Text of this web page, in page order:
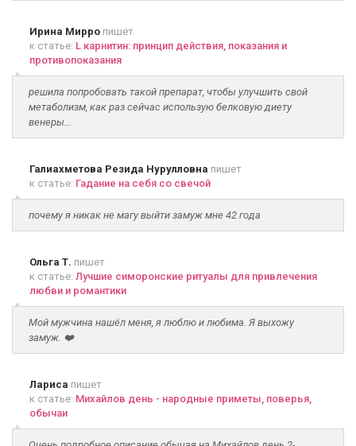
Ирина Мирро пишет
к статье: L карнитин: принцип действия, показания и
противопоказания
решила попробовать такой препарат, чтобы улучшить свой
метаболизм, как раз сейчас использую белковую диету
венеры...
Галиахметова Резида Нурулловна пишет
к статье: Гадание на себя со свечой
почему я никак не магу выйти замуж мне 42 года
Ольга Т. пишет
к статье: Лучшие симоронские ритуалы для привлечения
любви и романтики
Мой мужчина нашёл меня, я люблю и любима. Я выхожу
замуж. ❤️
Лариса пишет
к статье: Михайлов день - народные приметы, поверья,
обычаи